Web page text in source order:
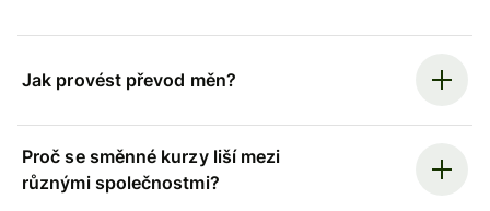
Jak provést převod měn?
Proč se směnné kurzy liší mezi
různými společnostmi?